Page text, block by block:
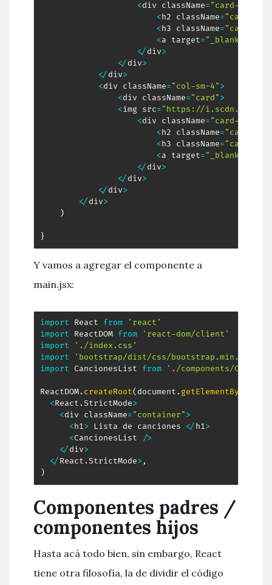
<div className="card-body"
<h2 className="card-
<h3 className="card-
<a target="_blank"
</div>
</div>
</div>
<div className="col-sm-4">
<div className="card">
<img src="https://i.scdn.co/image/
<div className="card-body"
<h2 className="card-
<h3 className="card-
<a target="_blank"
</div>
</div>
</div>
</div>
)
}
Y vamos a agregar el componente a
main.jsx:
import React from
'react'
import ReactDOM from
'react-dom/client'
import
'./index.css'
import
'bootstrap/dist/css/bootstrap.min.css'
import CancionesList from './components/
ReactDOM. createRoot( document . getElementById
<React .StrictMode>
<div className="container">
<h1> Lista de canciones </h1>
<CancionesList />
</div>
</React .StrictMode> ,
)
Componentes padres /
componentes hijos
Hasta acá todo bien, sin embargo, React
tiene otra filosofía, la de dividir el código